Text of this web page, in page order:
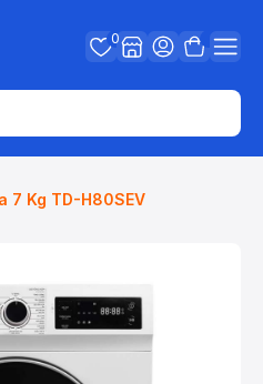
0
7 Kg TD-H80SEV